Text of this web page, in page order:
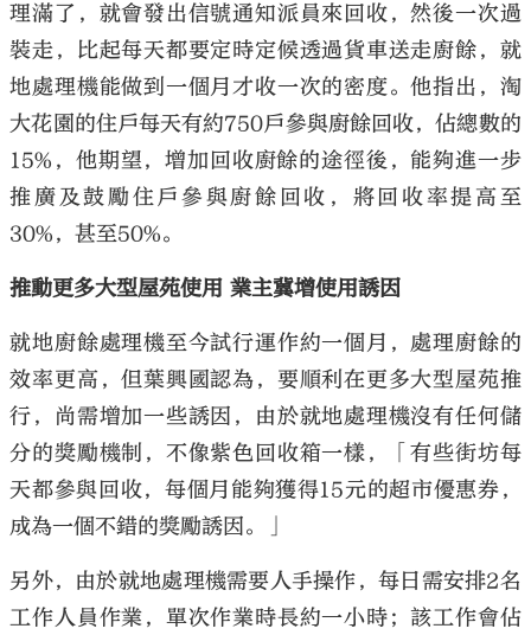
理滿了，就會發出信號通知派員來回收，然後一次過
裝走，比起每天都要定時定候透過貨車送走廚餘，就
地處理機能做到一個月才收一次的密度。他指出，淘
大花園的住戶每天有約750戶參與廚餘回收，佔總數的
15%，他期望，增加回收廚餘的途徑後，能夠進一步
推廣及鼓勵住戶參與廚餘回收，將回收率提高至
30%，甚至50%。
推動更多大型屋苑使用 業主冀增使用誘因
就地廚餘處理機至今試行運作約一個月，處理廚餘的
效率更高，但葉興國認為，要順利在更多大型屋苑推
行，尚需增加一些誘因，由於就地處理機沒有任何儲
分的獎勵機制，不像紫色回收箱一樣，「有些街坊每
天都參與回收，每個月能夠獲得15元的超市優惠券，
成為一個不錯的獎勵誘因。」
另外，由於就地處理機需要人手操作，每日需安排2名
工作人員作業，單次作業時長約一小時；該工作會佔